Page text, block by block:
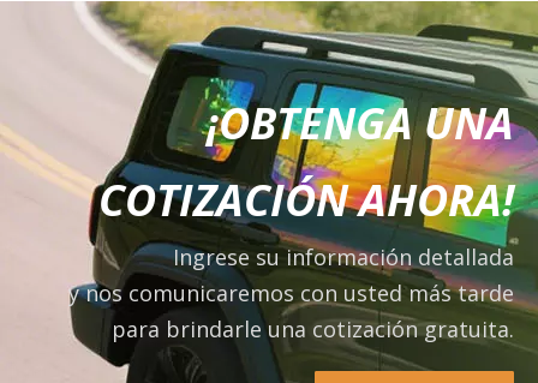
¡OBTENGA UNA
COTIZACIÓN AHORA!
Ingrese su información detallada
y nos comunicaremos con usted más tarde
para brindarle una cotización gratuita.